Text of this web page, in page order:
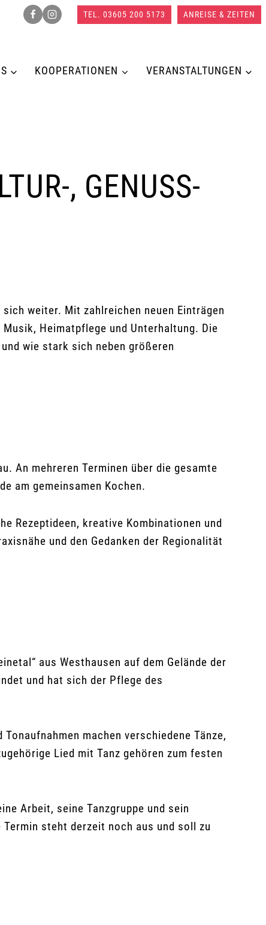
TEL. 03605 200 5173 ANREISE & ZEITEN
KOOPERATIONEN VERANSTALTUNGEN
, GENUSS-
weiter. Mit zahlreichen neuen Einträgen
Heimatpflege und Unterhaltung. Die
wie stark sich neben größeren
An mehreren Terminen über die gesamte
am gemeinsamen Kochen.
Rezeptideen, kreative Kombinationen und
und den Gedanken der Regionalität
aus Westhausen auf dem Gelände der
und hat sich der Pflege des
machen verschiedene Tänze,
Lied mit Tanz gehören zum festen
Arbeit, seine Tanzgruppe und sein
steht derzeit noch aus und soll zu